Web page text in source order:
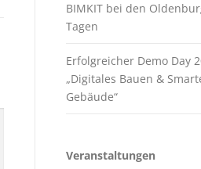
BIMKIT bei den
Tagen
Erfolgreicher Demo Day
„Digitales Bauen &
Gebäude“
Veranstaltungen